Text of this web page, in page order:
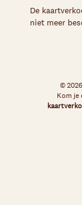
De
niet meer
©
Kom je